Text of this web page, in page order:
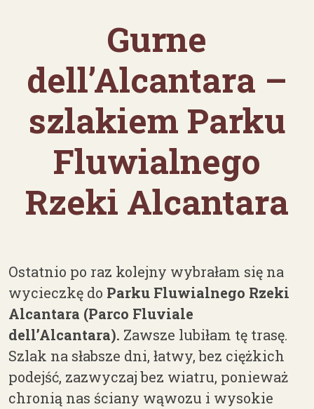
Gurne
dell’Alcantara –
szlakiem Parku
Fluwialnego
Rzeki Alcantara
Ostatnio po raz kolejny wybrałam się na
wycieczkę do Parku Fluwialnego Rzeki
Alcantara (Parco Fluviale
dell’Alcantara). Zawsze lubiłam tę trasę.
Szlak na słabsze dni, łatwy, bez ciężkich
podejść, zazwyczaj bez wiatru, ponieważ
chronią nas ściany wąwozu i wysokie